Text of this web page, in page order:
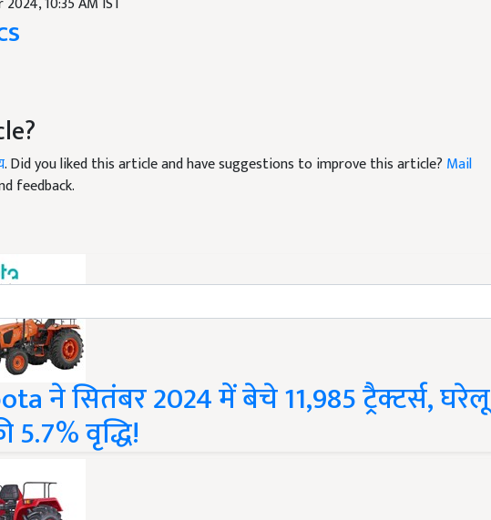
. Did you liked this article and have suggestions to improve this article?
feedback.
ने सितंबर 2024 में बेचे 11,985 ट्रैक्टर्स, घरेलू
5.7% वृद्धि!